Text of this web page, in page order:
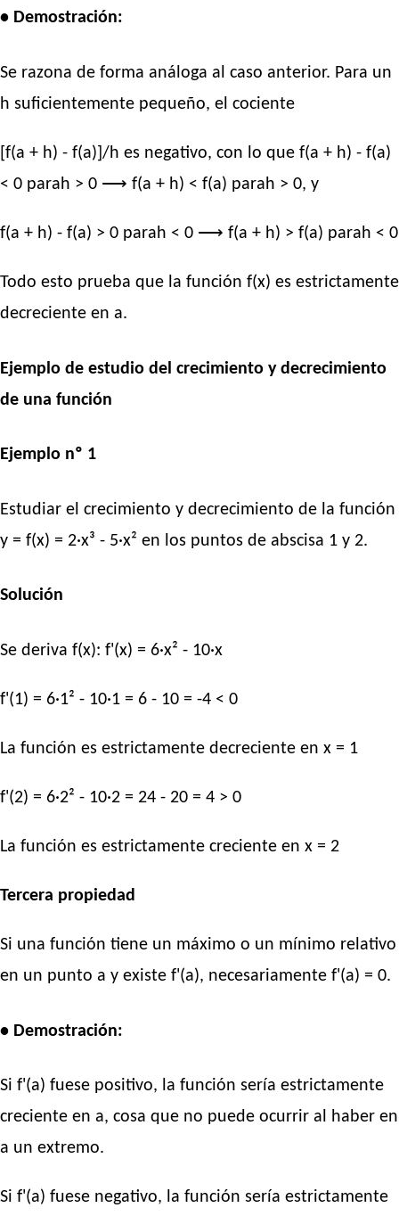
• Demostración:
Se razona de forma análoga al caso anterior. Para un
h suficientemente pequeño, el cociente
[f(a + h) - f(a)]/h es negativo, con lo que f(a + h) - f(a)
< 0 parah > 0 ⟶ f(a + h) < f(a) parah > 0, y
f(a + h) - f(a) > 0 parah < 0 ⟶ f(a + h) > f(a) parah < 0
Todo esto prueba que la función f(x) es estrictamente
decreciente en a.
Ejemplo de estudio del crecimiento y decrecimiento
de una función
Ejemplo nº 1
Estudiar el crecimiento y decrecimiento de la función
y = f(x) = 2·x³ - 5·x² en los puntos de abscisa 1 y 2.
Solución
Se deriva f(x): f'(x) = 6·x² - 10·x
f'(1) = 6·1² - 10·1 = 6 - 10 = -4 < 0
La función es estrictamente decreciente en x = 1
f'(2) = 6·2² - 10·2 = 24 - 20 = 4 > 0
La función es estrictamente creciente en x = 2
Tercera propiedad
Si una función tiene un máximo o un mínimo relativo
en un punto a y existe f'(a), necesariamente f'(a) = 0.
• Demostración:
Si f'(a) fuese positivo, la función sería estrictamente
creciente en a, cosa que no puede ocurrir al haber en
a un extremo.
Si f'(a) fuese negativo, la función sería estrictamente